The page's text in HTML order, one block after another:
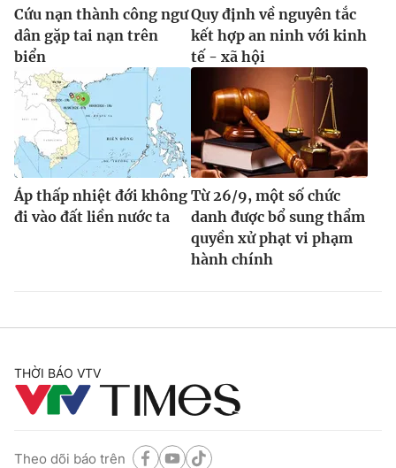
Cứu nạn thành công ngư
dân gặp tai nạn trên
biển
Quy định về nguyên tắc
kết hợp an ninh với kinh
tế - xã hội
Áp thấp nhiệt đới không
đi vào đất liền nước ta
Từ 26/9, một số chức
danh được bổ sung thẩm
quyền xử phạt vi phạm
hành chính
THỜI BÁO VTV
Theo dõi báo trên